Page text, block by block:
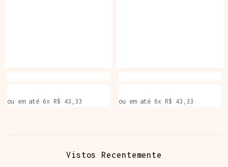
ou em até 6x R$ 43,33 ou em até 6x R$ 43,33
Vistos Recentemente